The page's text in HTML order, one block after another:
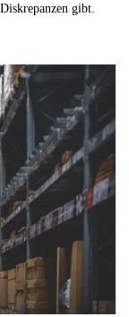
gibt.